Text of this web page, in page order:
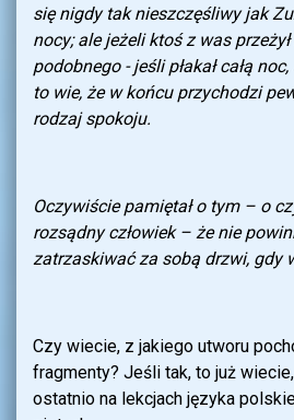
się nigdy tak nieszczęśliwy jak
nocy; ale jeżeli ktoś z was
podobnego - jeśli płakał całą
to wie, że w końcu przychodzi
rodzaj spokoju.
Oczywiście pamiętał o tym – o
rozsądny człowiek – że nie
zatrzaskiwać za sobą drzwi, gdy
Czy wiecie, z jakiego utworu
fragmenty? Jeśli tak, to już
ostatnio na lekcjach języka